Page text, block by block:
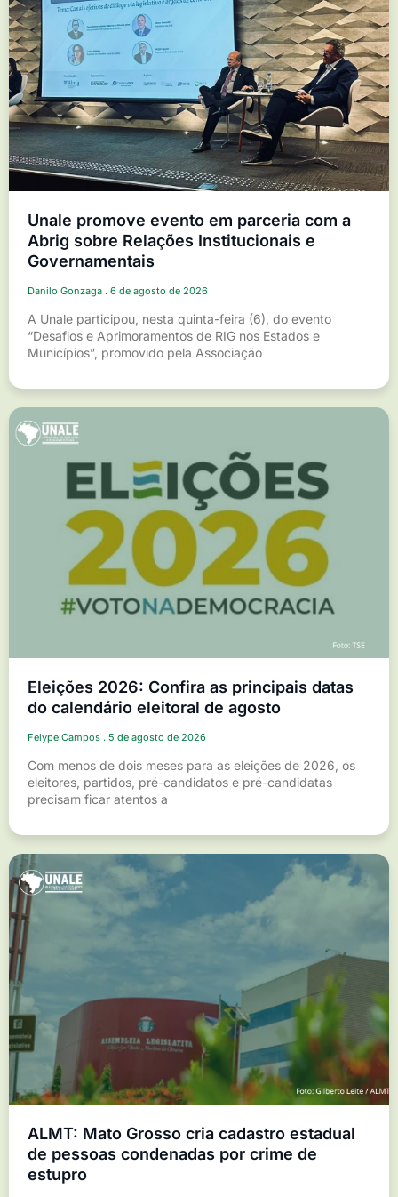
Unale promove evento em parceria com a
Abrig sobre Relações Institucionais e
Governamentais
Danilo Gonzaga 6 de agosto de 2026
A Unale participou, nesta quinta-feira (6), do evento
“Desafios e Aprimoramentos de RIG nos Estados e
Municípios”, promovido pela Associação
Eleições 2026: Confira as principais datas
do calendário eleitoral de agosto
Felype Campos 5 de agosto de 2026
Com menos de dois meses para as eleições de 2026, os
eleitores, partidos, pré-candidatos e pré-candidatas
precisam ficar atentos a
ALMT: Mato Grosso cria cadastro estadual
de pessoas condenadas por crime de
estupro